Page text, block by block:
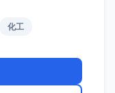
化工